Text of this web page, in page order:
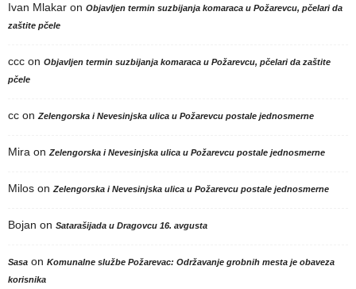
Ivan Mlakar on Objavljen termin suzbijanja komaraca u Požarevcu, pčelari da
zaštite pčele
ccc on Objavljen termin suzbijanja komaraca u Požarevcu, pčelari da zaštite
pčele
cc on Zelengorska i Nevesinjska ulica u Požarevcu postale jednosmerne
Mira on Zelengorska i Nevesinjska ulica u Požarevcu postale jednosmerne
Milos on Zelengorska i Nevesinjska ulica u Požarevcu postale jednosmerne
Bojan on Satarašijada u Dragovcu 16. avgusta
Sasa on Komunalne službe Požarevac: Održavanje grobnih mesta je obaveza
korisnika